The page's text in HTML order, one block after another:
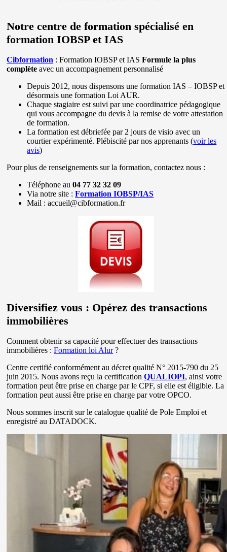
Notre centre de formation spécialisé en
formation IOBSP et IAS
Cibformation : Formation IOBSP et IASFormule la plus
complète avec un accompagnement personnalisé
Depuis 2012, nous dispensons une formation IAS – IOBSP et
désormais une formation Loi AUR.
Chaque stagiaire est suivi par une coordinatrice pédagogique
qui vous accompagne du devis à la remise de votre attestation
de formation.
La formation est débriefée par 2 jours de visio avec un
courtier expérimenté. Plébiscité par nos apprenants (voir les
avis)
Pour plus de renseignements sur la formation, contactez nous :
Téléphone au04 77 32 32 09
Via notre site :Formation IOBSP/IAS
Mail : accueil@cibformation.fr
Diversifiez vous : Opérez des transactions
immobilières
Comment obtenir sa capacité pour effectuer des transactions
immobilières :Formation loi Alur?
Centre certifié conformément au décret qualité N° 2015-790 du 25
juin 2015. Nous avons reçu la certificationQUALIOPI, ainsi votre
formation peut être prise en charge par le CPF, si elle est éligible. La
formation peut aussi être prise en charge par votre OPCO.
Nous sommes inscrit sur le catalogue qualité de Pole Emploi et
enregistré au DATADOCK.